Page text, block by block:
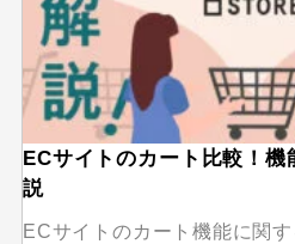
ECサイトのカート比較！
説
ECサイトのカート機能に関